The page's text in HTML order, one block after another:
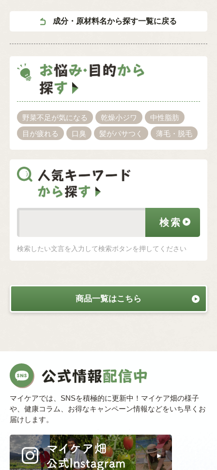
成分・原材料名から探す一覧に戻る
野菜不足が気になる 乾燥小ジワ
中性脂肪
目が疲れる
口臭 髪がパサつく 薄毛・脱毛
検索したい文言を入力して検索ボタンを押してください
商品一覧はこちら
マイケアでは、SNSを積極的に更新中！マイケア畑の様子
や、健康コラム、お得なキャンペーン情報などをいち早くお
届けします。